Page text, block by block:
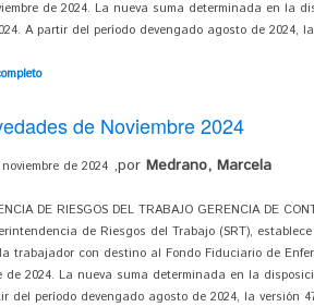
de 2024. La nueva suma determinada en la
A partir del período devengado agosto de 2024,
de Noviembre 2024
noviembre de 2024 ,por Medrano, Marcela
DE RIESGOS DEL TRABAJO GERENCIA DE
de Riesgos del Trabajo (SRT),
trabajador con destino al Fondo Fiduciario de
de 2024. La nueva suma determinada en la
del período devengado agosto de 2024, la versión